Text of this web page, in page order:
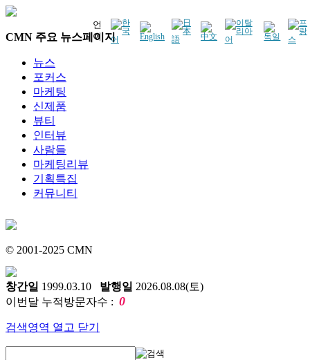
언
어
CMN 주요 뉴스페이지
뉴스
포커스
마케팅
신제품
뷰티
인터뷰
사람들
마케팅리뷰
기획특집
커뮤니티
© 2001-2025 CMN
창간일 1999.03.10 발행일 2026.08.08(토)
이번달 누적방문자수 : 0
검색영역 열고 닫기